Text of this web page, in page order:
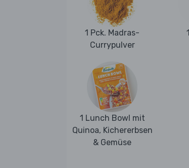
1 Pck. Madras-
Currypulver
1 Lunch Bowl mit
Quinoa, Kichererbsen
& Gemüse